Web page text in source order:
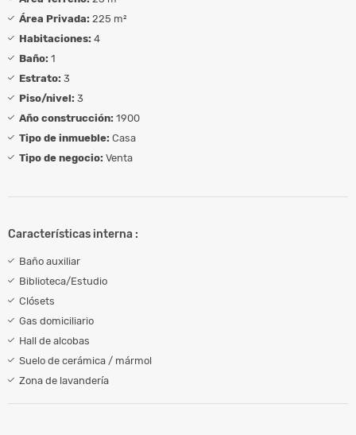
Área Privada: 225 m²
Habitaciones: 4
Baño: 1
Estrato: 3
Piso/nivel: 3
Año construcción: 1900
Tipo de inmueble: Casa
Tipo de negocio: Venta
Características interna :
Baño auxiliar
Biblioteca/Estudio
Clósets
Gas domiciliario
Hall de alcobas
Suelo de cerámica / mármol
Zona de lavandería